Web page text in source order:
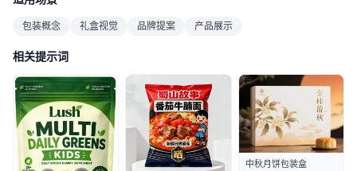
包装概念 礼盒视觉 品牌提案 产品展示
相关提示词
中秋月饼包装盒